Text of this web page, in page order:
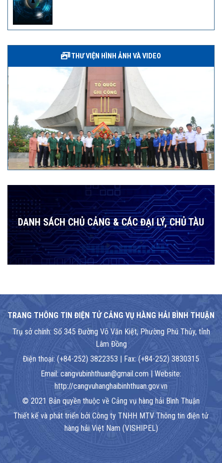
THƯ VIỆN HÌNH ẢNH VÀ VIDEO
DANH SÁCH CHỦ CẢNG & CÁC ĐẠI LÝ, CHỦ TÀU
TRANG THÔNG TIN ĐIỆN TỬ CẢNG VỤ HÀNG HẢI BÌNH THUẬN
Trụ sở chính: Số 345 Đường Võ Văn Kiệt, Phường Phú Thủy, tỉnh
Lâm Đồng
Điện thoại: (+84-252) 3822353 | Fax: (+84-252) 3830315
Email: cangvubinhthuan@gmail.com | Website:
http://cangvuhanghaibinhthuan.gov.vn
© 2021 Bản quyền thuộc về Cảng vụ hàng hải Bình Thuận
Thiết kế và phát triển bởi Công ty TNHH MTV Thông tin điện tử
hàng hải Việt Nam (VISHIPEL)